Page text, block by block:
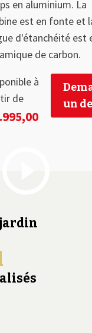
en aluminium. La
est en fonte et
d'étanchéité est
de carbon.
à
de
un
jardin